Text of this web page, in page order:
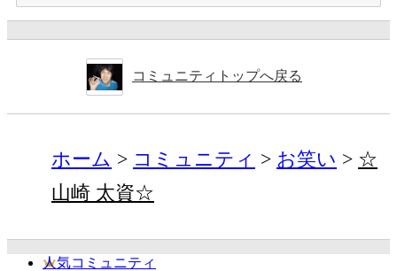
コミュニティトップへ戻る
ホーム コミュニティ お笑い
☆
山崎 太資☆
人気コミュニティ